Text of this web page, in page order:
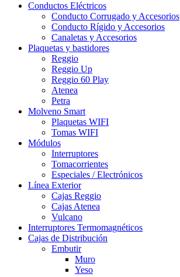
Conductos Eléctricos
Conducto Corrugado y Accesorios
Conducto Rígido y Accesorios
Canaletas y Accesorios
Plaquetas y bastidores
Reggio
Reggio Up
Reggio 60 Play
Atenea
Petra
Molveno Smart
Plaquetas WIFI
Tomas WIFI
Módulos
Interruptores
Tomacorrientes
Especiales / Electrónicos
Línea Exterior
Cajas Reggio
Cajas Atenea
Vulcano
Interruptores Termomagnéticos
Cajas de Distribución
Embutir
Muro
Yeso